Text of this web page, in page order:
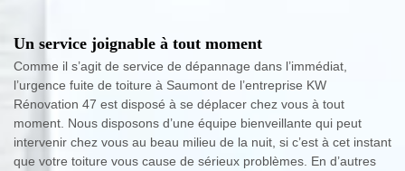
Un service joignable à tout moment
Comme il s’agit de service de dépannage dans l’immédiat,
l’urgence fuite de toiture à Saumont de l’entreprise KW
Rénovation 47 est disposé à se déplacer chez vous à tout
moment. Nous disposons d’une équipe bienveillante qui peut
intervenir chez vous au beau milieu de la nuit, si c’est à cet instant
que votre toiture vous cause de sérieux problèmes. En d’autres